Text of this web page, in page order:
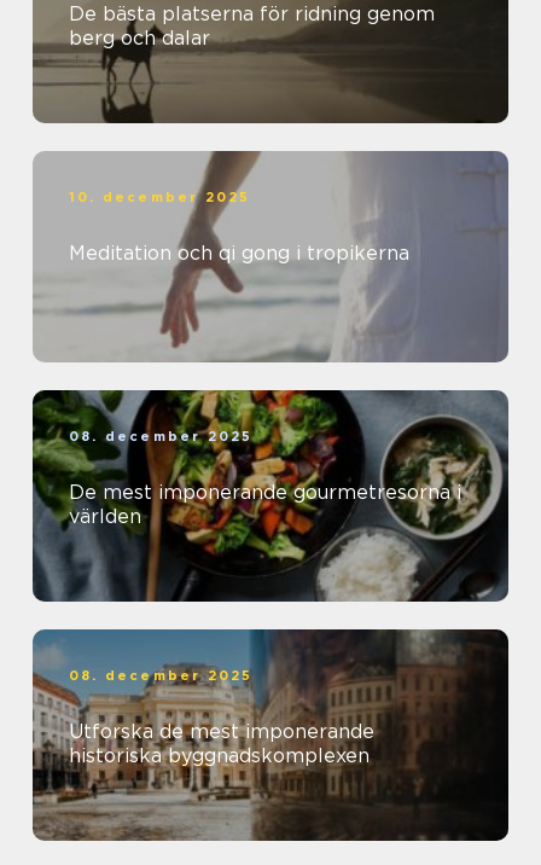
De bästa platserna för ridning genom
berg och dalar
10. december 2025
Meditation och qi gong i tropikerna
08. december 2025
De mest imponerande gourmetresorna i
världen
08. december 2025
Utforska de mest imponerande
historiska byggnadskomplexen